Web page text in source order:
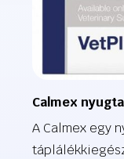
Calmex
A Calmex egy